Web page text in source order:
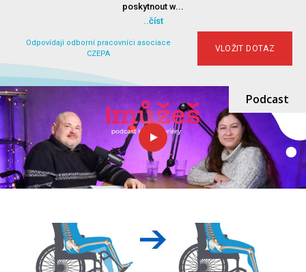
poskytnout w...
..číst
Odpovídají odborní pracovníci asociace
CZEPA
VLOŽIT DOTAZ
Podcast